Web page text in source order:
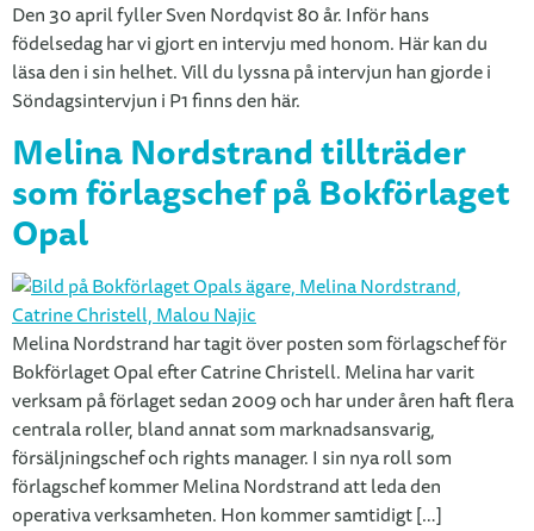
Den 30 april fyller Sven Nordqvist 80 år. Inför hans
födelsedag har vi gjort en intervju med honom. Här kan du
läsa den i sin helhet. Vill du lyssna på intervjun han gjorde i
Söndagsintervjun i P1 finns den här.
Melina Nordstrand tillträder
som förlagschef på Bokförlaget
Opal
Melina Nordstrand har tagit över posten som förlagschef för
Bokförlaget Opal efter Catrine Christell. Melina har varit
verksam på förlaget sedan 2009 och har under åren haft flera
centrala roller, bland annat som marknadsansvarig,
försäljningschef och rights manager. I sin nya roll som
förlagschef kommer Melina Nordstrand att leda den
operativa verksamheten. Hon kommer samtidigt […]